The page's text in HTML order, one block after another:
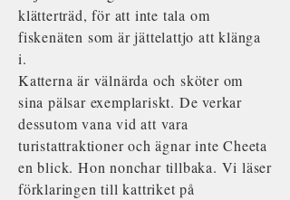
klätterträd, för att inte tala om
fiskenäten som är jättelattjo att klänga
i.
Katterna är välnärda och sköter om
sina pälsar exemplariskt. De verkar
dessutom vana vid att vara
turistattraktioner och ägnar inte Cheeta
en blick. Hon nonchar tillbaka. Vi läser
förklaringen till kattriket på